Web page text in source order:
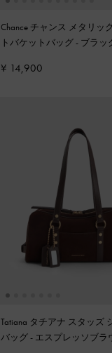
Chance チャンス メタリッ
トバケットバッグ- ブラッ
¥ 14,900
Tatiana タチアナ スタッズ
バッグ- エスプレッソブラ